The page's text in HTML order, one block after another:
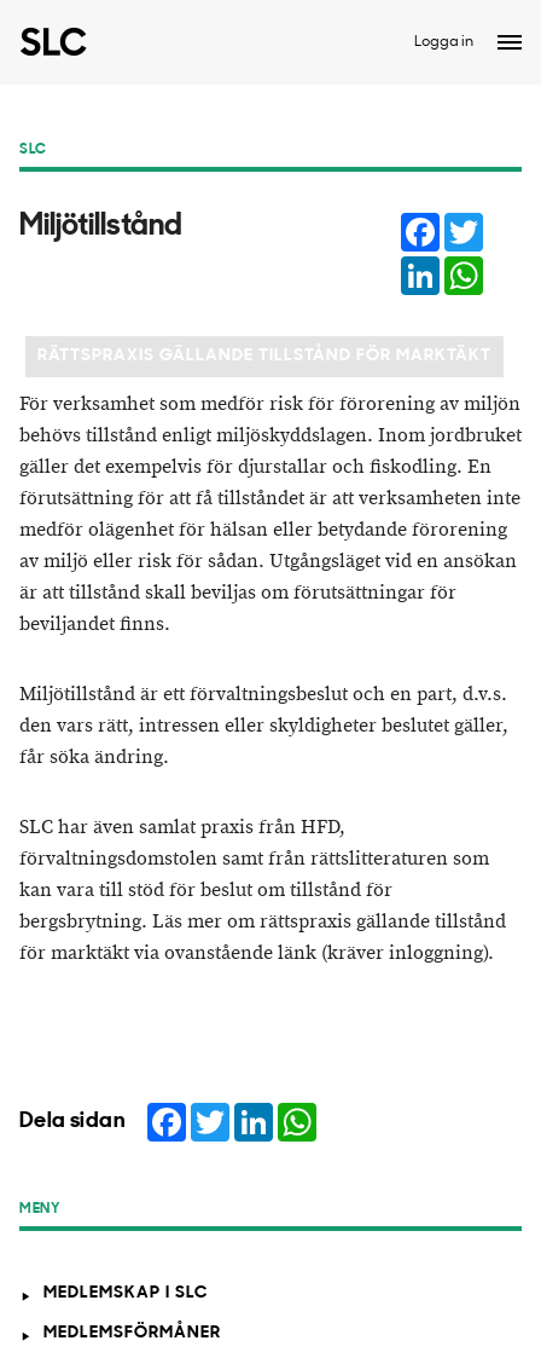
Logga in
SLC
Miljötillstånd Facebook
LinkedIn
RÄTTSPRAXIS GÄLLANDE TILLSTÅND FÖR MARKTÄKT
För verksamhet som medför risk för förorening av miljön
behövs tillstånd enligt miljöskyddslagen. Inom jordbruket
gäller det exempelvis för djurstallar och fiskodling. En
förutsättning för att få tillståndet är att verksamheten inte
medför olägenhet för hälsan eller betydande förorening
av miljö eller risk för sådan. Utgångsläget vid en ansökan
är att tillstånd skall beviljas om förutsättningar för
beviljandet finns.
Miljötillstånd är ett förvaltningsbeslut och en part, d.v.s.
den vars rätt, intressen eller skyldigheter beslutet gäller,
får söka ändring.
SLC har även samlat praxis från HFD,
förvaltningsdomstolen samt från rättslitteraturen som
kan vara till stöd för beslut om tillstånd för
bergsbrytning. Läs mer om rättspraxis gällande tillstånd
för marktäkt via ovanstående länk (kräver inloggning).
Dela sidan Facebook
TwitterLinkedIn
MENY
MEDLEMSKAP I SLC
MEDLEMSFÖRMÅNER